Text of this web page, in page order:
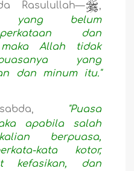
Rasulullah—
,
yang belum
dan
Allah tidak
yang
dan minum itu."
"Puasa
apabila salah
berpuasa,
kata kotor,
kefasikan, dan